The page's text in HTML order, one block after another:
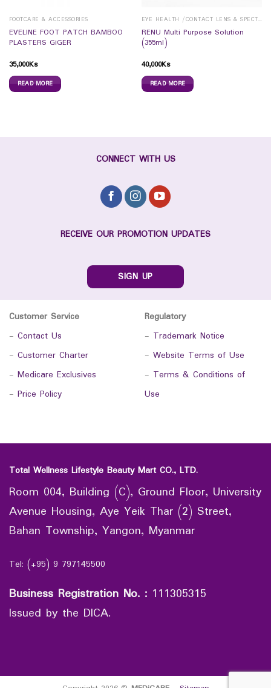
FOOTCARE & ACCESSORIES
EVELINE FOOT PATCH BAMBOO
PLASTERS GiGER
35,000Ks
READ MORE
EYE HEALTH /CONTACT LENS & SPECTICALS
RENU Multi Purpose Solution
(355ml)
40,000Ks
READ MORE
CONNECT WITH US
RECEIVE OUR PROMOTION UPDATES
SIGN UP
Customer Service
- Contact Us
- Customer Charter
- Medicare Exclusives
- Price Policy
Regulatory
- Trademark Notice
- Website Terms of Use
- Terms & Conditions of
Use
Total Wellness Lifestyle Beauty Mart CO., LTD.
Room 004, Building (C), Ground Floor, University
Avenue Housing, Aye Yeik Thar (2) Street,
Bahan Township, Yangon, Myanmar
Tel: (+95) 9 797145500
Business Registration No. : 111305315
Issued by the DICA.